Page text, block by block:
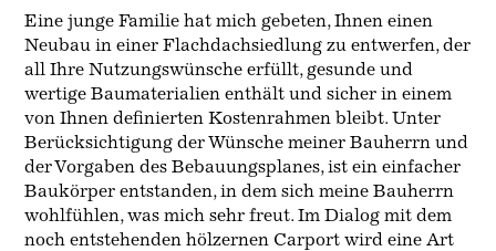
Eine junge Familie hat mich gebeten, Ihnen einen
Neubau in einer Flachdachsiedlung zu entwerfen, der
all Ihre Nutzungswünsche erfüllt, gesunde und
wertige Baumaterialien enthält und sicher in einem
von Ihnen definierten Kostenrahmen bleibt. Unter
Berücksichtigung der Wünsche meiner Bauherrn und
der Vorgaben des Bebauungsplanes, ist ein einfacher
Baukörper entstanden, in dem sich meine Bauherrn
wohlfühlen, was mich sehr freut. Im Dialog mit dem
noch entstehenden hölzernen Carport wird eine Art